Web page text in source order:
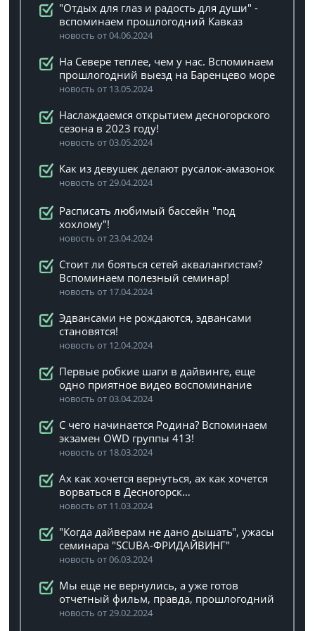
"Отдых для глаз и радость для души" -
вспоминаем прошлогодний Кавказ
новость от 04.06.2024
На Севере теплее, чем у нас. Вспоминаем
прошлогодний выезд на Баренцево море
новость от 13.05.2024
Наслаждаемся открытием десногорского
сезона в 2023 году!
новость от 03.05.2024
Как из девушек делают русалок-амазонок
новость от 29.04.2024
Расписать любимый бассейн "под
хохлому"!
новость от 23.04.2024
Стоит ли бояться сетей аквалангистам?
Вспоминаем полезный семинар!
новость от 17.04.2024
Эдвансами не рождаются, эдвансами
становятся!
новость от 12.04.2024
Первые робкие шаги в дайвинге, еще
одно приятное видео воспоминание
новость от 03.04.2024
C чего начинается Родина? Вспоминаем
экзамен OWD группы 413!
новость от 18.03.2024
Ах как хочется вернуться, ах как хочется
ворваться в Десногорск…
новость от 11.03.2024
"Когда дайверам не дано дышать", ужасы
семинара "SCUBA-ФРИДАЙВИНГ"
новость от 06.03.2024
Мы еще не вернулись, а уже готов
отчетный фильм, правда, прошлогодний
новость от 29.02.2024